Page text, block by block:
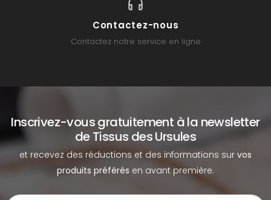
Contactez-nous
Contactez notre service en ligne
Inscrivez-vous gratuitement à la newsletter
de Tissus des Ursules
et recevez des réductions et des informations sur vos
produits préférés en avant première.